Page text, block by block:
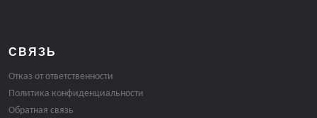
СВЯЗЬ
Отказ от ответственности
Политика конфиденциальности
Обратная связь